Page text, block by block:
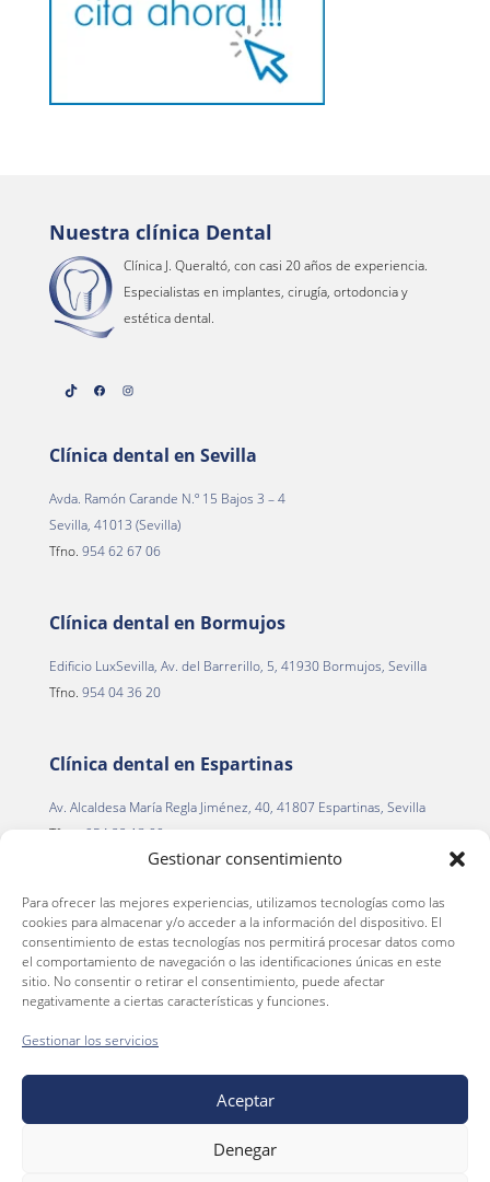
Gestionar consentimiento
Para ofrecer las mejores experiencias, utilizamos tecnologías como las
cookies para almacenar y/o acceder a la información del dispositivo. El
consentimiento de estas tecnologías nos permitirá procesar datos como
el comportamiento de navegación o las identificaciones únicas en este
sitio. No consentir o retirar el consentimiento, puede afectar
negativamente a ciertas características y funciones.
Gestionar los servicios
Aceptar
Denegar
Nuestra clínica Dental
Clínica J. Queraltó, con casi 20 años de experiencia.
Especialistas en implantes, cirugía, ortodoncia y
estética dental.
TikTokFacebookInstagram
Clínica dental en Sevilla
Avda. Ramón Carande N.º 15 Bajos 3 – 4
Sevilla, 41013 (Sevilla)
Tfno. 954 62 67 06
Clínica dental en Bormujos
Edificio LuxSevilla, Av. del Barrerillo, 5, 41930 Bormujos, Sevilla
Tfno. 954 04 36 20
Clínica dental en Espartinas
Av. Alcaldesa María Regla Jiménez, 40, 41807 Espartinas, Sevilla
Tfno.
954 22 13 00
Clínica dental en La Palma del Condado
C. Alegría de la Huerta, 2
La Palma del Condado, 21700 (Huelva)
Tfno.959 66 36 46
Política de cookies